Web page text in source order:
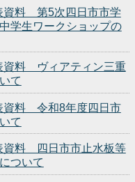
料 第5次四日市市学
学生ワークショップの
料 ヴィアティン三重
て
料 令和8年度四日市
て
料 四日市市止水板等
ついて